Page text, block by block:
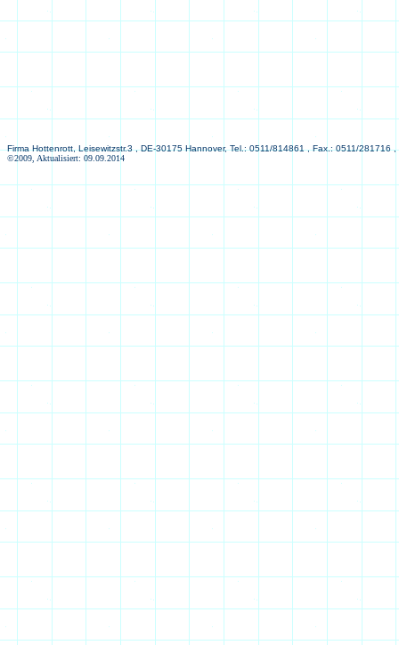
Firma Hottenrott, Leisewitzstr.3 , DE-30175 Hannover, Tel.: 0511/814861 , Fax.: 0511/281716
©2009, Aktualisiert: 09.09.2014